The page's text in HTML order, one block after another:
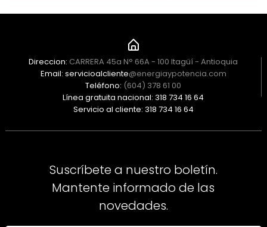
Direccion: CARRERA 45a N° 66A - 100 Itagüí - Antioquia
Email: servicioalcliente@energiaypotencia.com
Teléfono: (604) 378 61 00
Línea gratuita nacional: 318 734 16 64
Servicio al cliente: 318 734 16 64
Suscríbete a nuestro boletín.
Mantente informado de las
novedades.